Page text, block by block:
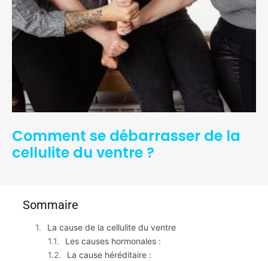
Comment se débarrasser de la
cellulite du ventre ?
Sommaire
La cause de la cellulite du ventre
Les causes hormonales :
La cause héréditaire :